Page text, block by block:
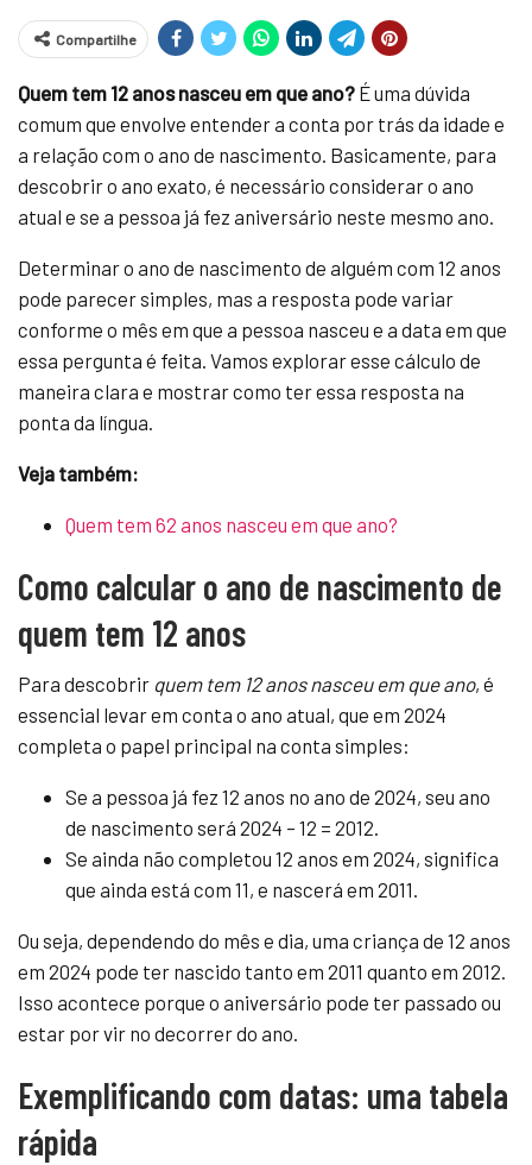
Compartilhe
Quem tem 12 anos nasceu em que ano? É uma dúvida
comum que envolve entender a conta por trás da idade e
a relação com o ano de nascimento. Basicamente, para
descobrir o ano exato, é necessário considerar o ano
atual e se a pessoa já fez aniversário neste mesmo ano.
Determinar o ano de nascimento de alguém com 12 anos
pode parecer simples, mas a resposta pode variar
conforme o mês em que a pessoa nasceu e a data em que
essa pergunta é feita. Vamos explorar esse cálculo de
maneira clara e mostrar como ter essa resposta na
ponta da língua.
Veja também:
Quem tem 62 anos nasceu em que ano?
Como calcular o ano de nascimento de
quem tem 12 anos
Para descobrir quem tem 12 anos nasceu em que ano, é
essencial levar em conta o ano atual, que em 2024
completa o papel principal na conta simples:
Se a pessoa já fez 12 anos no ano de 2024, seu ano
de nascimento será 2024 – 12 = 2012.
Se ainda não completou 12 anos em 2024, significa
que ainda está com 11, e nascerá em 2011.
Ou seja, dependendo do mês e dia, uma criança de 12 anos
em 2024 pode ter nascido tanto em 2011 quanto em 2012.
Isso acontece porque o aniversário pode ter passado ou
estar por vir no decorrer do ano.
Exemplificando com datas: uma tabela
rápida